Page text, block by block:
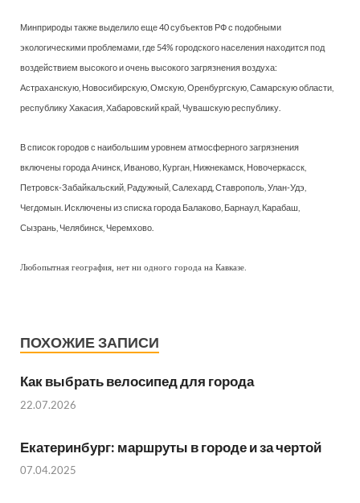
Минприроды также выделило еще 40 субъектов РФ с подобными
экологическими проблемами, где 54% городского населения находится под
воздействием высокого и очень высокого загрязнения воздуха:
Астраханскую, Новосибирскую, Омскую, Оренбургскую, Самарскую области,
республику Хакасия, Хабаровский край, Чувашскую республику.
В список городов с наибольшим уровнем атмосферного загрязнения
включены города Ачинск, Иваново, Курган, Нижнекамск, Новочеркасск,
Петровск-Забайкальский, Радужный, Салехард, Ставрополь, Улан-Удэ,
Чегдомын. Исключены из списка города Балаково, Барнаул, Карабаш,
Сызрань, Челябинск, Черемхово.
Любопытная география, нет ни одного города на Кавказе.
ПОХОЖИЕ ЗАПИСИ
Как выбрать велосипед для города
22.07.2026
Екатеринбург: маршруты в городе и за чертой
07.04.2025